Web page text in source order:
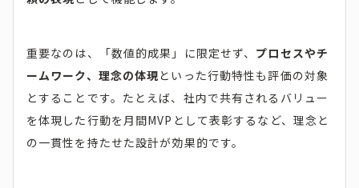
重要なのは、「数値的成果」に限定せず、 プロセスやチ
ームワーク、理念の体現といった行動特性も評価の対象
とすることです。たとえば、社内で共有されるバリュー
を体現した行動を月間MVPとして表彰するなど、理念と
の一貫性を持たせた設計が効果的です。